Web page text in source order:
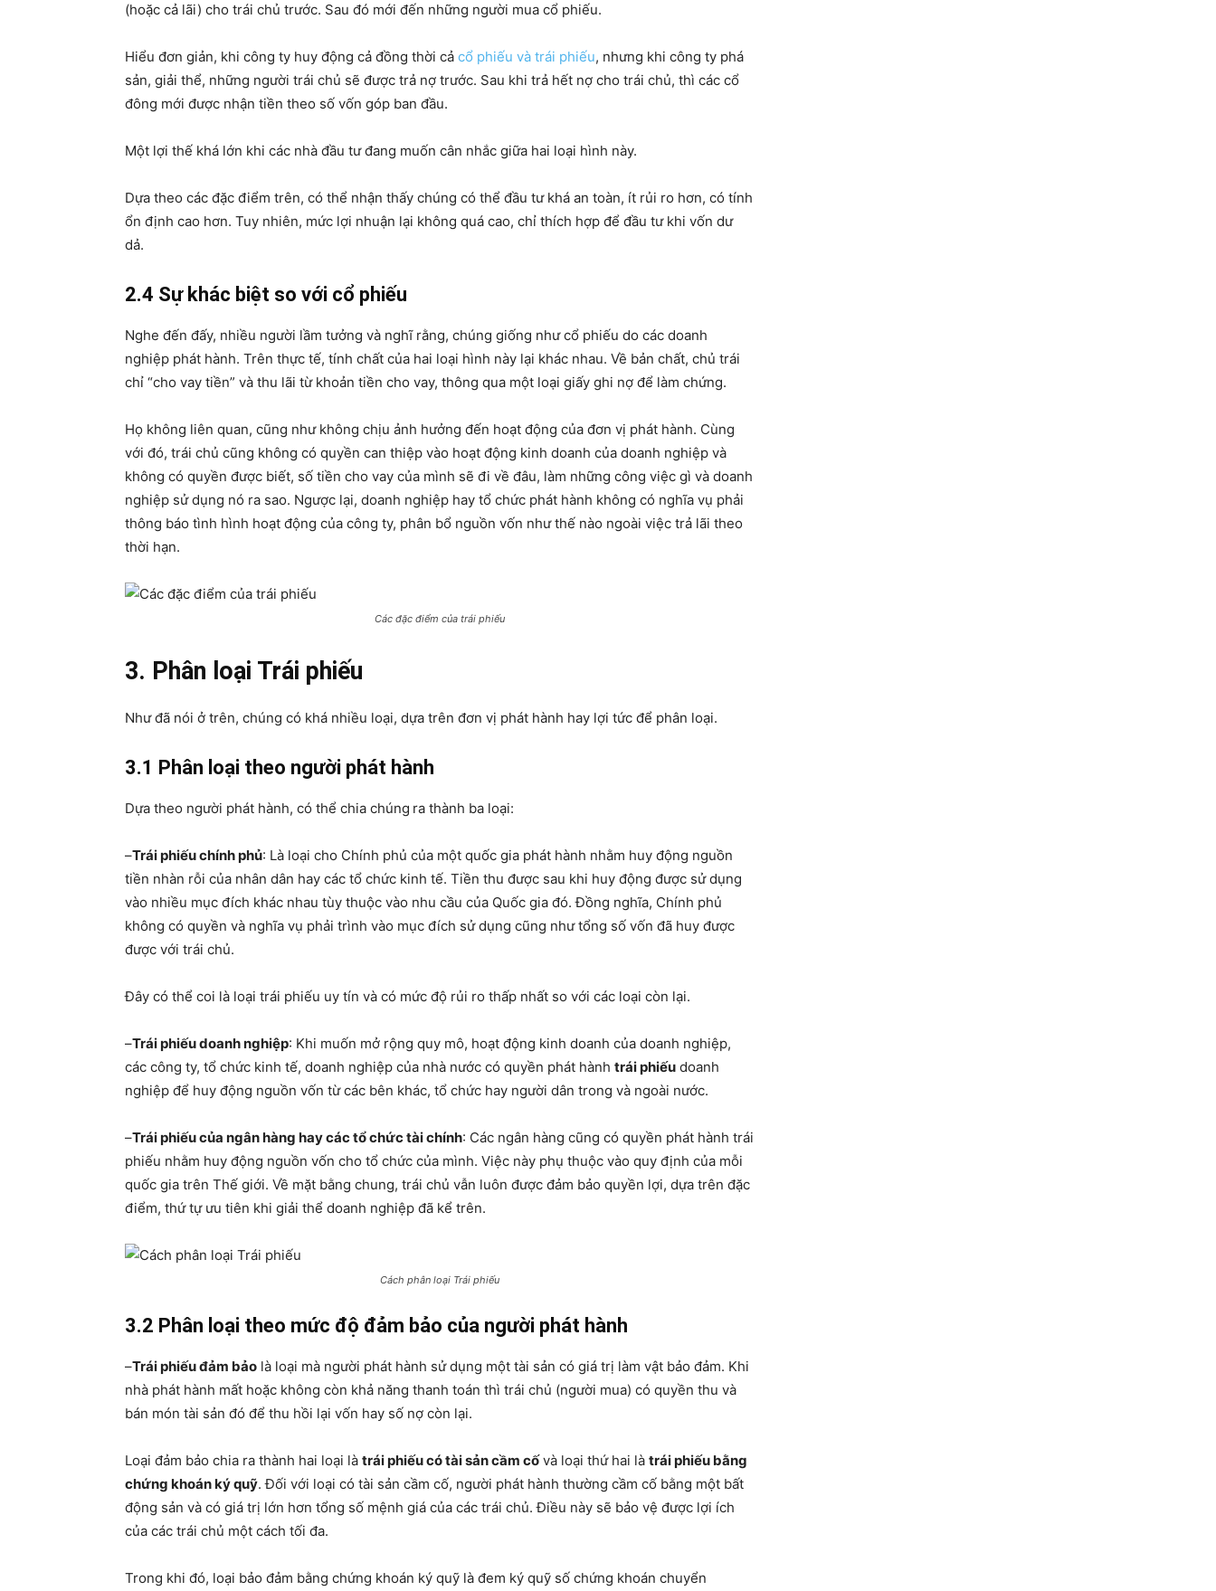
(hoặc cả lãi) cho trái chủ trước. Sau đó mới đến những người mua cổ phiếu.
Hiểu đơn giản, khi công ty huy động cả đồng thời cả cổ phiếu và trái phiếu, nhưng khi công ty phá
sản, giải thể, những người trái chủ sẽ được trả nợ trước. Sau khi trả hết nợ cho trái chủ, thì các cổ
đông mới được nhận tiền theo số vốn góp ban đầu.
Một lợi thế khá lớn khi các nhà đầu tư đang muốn cân nhắc giữa hai loại hình này.
Dựa theo các đặc điểm trên, có thể nhận thấy chúng có thể đầu tư khá an toàn, ít rủi ro hơn, có tính
ổn định cao hơn. Tuy nhiên, mức lợi nhuận lại không quá cao, chỉ thích hợp để đầu tư khi vốn dư
dả.
2.4 Sự khác biệt so với cổ phiếu
Nghe đến đấy, nhiều người lầm tưởng và nghĩ rằng, chúng giống như cổ phiếu do các doanh
nghiệp phát hành. Trên thực tế, tính chất của hai loại hình này lại khác nhau. Về bản chất, chủ trái
chỉ “cho vay tiền” và thu lãi từ khoản tiền cho vay, thông qua một loại giấy ghi nợ để làm chứng.
Họ không liên quan, cũng như không chịu ảnh hưởng đến hoạt động của đơn vị phát hành. Cùng
với đó, trái chủ cũng không có quyền can thiệp vào hoạt động kinh doanh của doanh nghiệp và
không có quyền được biết, số tiền cho vay của mình sẽ đi về đâu, làm những công việc gì và doanh
nghiệp sử dụng nó ra sao. Ngược lại, doanh nghiệp hay tổ chức phát hành không có nghĩa vụ phải
thông báo tình hình hoạt động của công ty, phân bổ nguồn vốn như thế nào ngoài việc trả lãi theo
thời hạn.
Các đặc điểm của trái phiếu
3. Phân loại Trái phiếu
Như đã nói ở trên, chúng có khá nhiều loại, dựa trên đơn vị phát hành hay lợi tức để phân loại.
3.1 Phân loại theo người phát hành
Dựa theo người phát hành, có thể chia chúng ra thành ba loại:
–Trái phiếu chính phủ: Là loại cho Chính phủ của một quốc gia phát hành nhằm huy động nguồn
tiền nhàn rỗi của nhân dân hay các tổ chức kinh tế. Tiền thu được sau khi huy động được sử dụng
vào nhiều mục đích khác nhau tùy thuộc vào nhu cầu của Quốc gia đó. Đồng nghĩa, Chính phủ
không có quyền và nghĩa vụ phải trình vào mục đích sử dụng cũng như tổng số vốn đã huy được
được với trái chủ.
Đây có thể coi là loại trái phiếu uy tín và có mức độ rủi ro thấp nhất so với các loại còn lại.
–Trái phiếu doanh nghiệp: Khi muốn mở rộng quy mô, hoạt động kinh doanh của doanh nghiệp,
các công ty, tổ chức kinh tế, doanh nghiệp của nhà nước có quyền phát hành trái phiếu doanh
nghiệp để huy động nguồn vốn từ các bên khác, tổ chức hay người dân trong và ngoài nước.
–Trái phiếu của ngân hàng hay các tổ chức tài chính: Các ngân hàng cũng có quyền phát hành trái
phiếu nhằm huy động nguồn vốn cho tổ chức của mình. Việc này phụ thuộc vào quy định của mỗi
quốc gia trên Thế giới. Về mặt bằng chung, trái chủ vẫn luôn được đảm bảo quyền lợi, dựa trên đặc
điểm, thứ tự ưu tiên khi giải thể doanh nghiệp đã kể trên.
Cách phân loại Trái phiếu
3.2 Phân loại theo mức độ đảm bảo của người phát hành
–Trái phiếu đảm bảo là loại mà người phát hành sử dụng một tài sản có giá trị làm vật bảo đảm. Khi
nhà phát hành mất hoặc không còn khả năng thanh toán thì trái chủ (người mua) có quyền thu và
bán món tài sản đó để thu hồi lại vốn hay số nợ còn lại.
Loại đảm bảo chia ra thành hai loại là trái phiếu có tài sản cầm cốvà loại thứ hai là trái phiếu bằng
chứng khoán ký quỹ. Đối với loại có tài sản cầm cố, người phát hành thường cầm cố bằng một bất
động sản và có giá trị lớn hơn tổng số mệnh giá của các trái chủ. Điều này sẽ bảo vệ được lợi ích
của các trái chủ một cách tối đa.
Trong khi đó, loại bảo đảm bằng chứng khoán ký quỹ là đem ký quỹ số chứng khoán chuyển